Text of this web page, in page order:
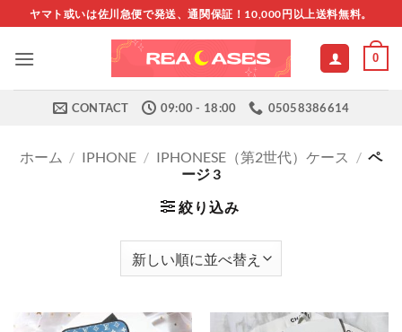
to
content
ヤマト或いは佐川急便で発送、通関保証！10,000円以上送料無料。
0
CONTACT 09:00 - 18:00 05058386614
ホーム / IPHONE / IPHONESE（第2世代）ケース / ペ
ージ 3
絞り込み